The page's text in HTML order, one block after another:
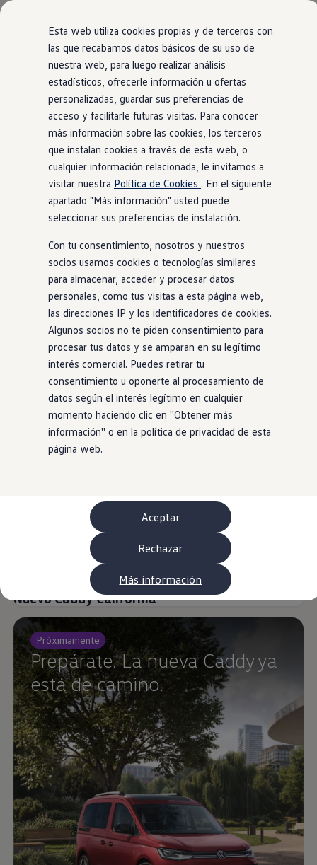
Esta web utiliza cookies propias y de terceros con
las que recabamos datos básicos de su uso de
nuestra web, para luego realizar análisis
estadísticos, ofrecerle información u ofertas
personalizadas, guardar sus preferencias de
acceso y facilitarle futuras visitas. Para conocer
más información sobre las cookies, los terceros
que instalan cookies a través de esta web, o
cualquier información relacionada, le invitamos a
visitar nuestra Política de Cookies . En el siguiente
apartado "Más información" usted puede
seleccionar sus preferencias de instalación.
Con tu consentimiento, nosotros y nuestros
socios usamos cookies o tecnologías similares
para almacenar, acceder y procesar datos
personales, como tus visitas a esta página web,
las direcciones IP y los identificadores de cookies.
Algunos socios no te piden consentimiento para
procesar tus datos y se amparan en su legítimo
interés comercial. Puedes retirar tu
consentimiento u oponerte al procesamiento de
datos según el interés legítimo en cualquier
momento haciendo clic en ''Obtener más
información'' o en la política de privacidad de esta
página web.
Aceptar
Rechazar
Más información
Ir
directamente
al contenido
Ir
directamente
al pie de
página
Nueva Caddy
Nueva Caddy Cargo
Nueva Caddy California
Nueva California
Configura tu Volkswagen
Volkswagen de Ocasión
Ofertas y promociones
Vehículos de ocasión
Renueva tu Volkswagen
Financiación Volkswagen
Concursos Volkswagen Comerciales
Movilidad Eléctrica
Vehículos eléctricos disponibles
Vehículos híbridos enchufables
Clientes
Actualiza tu vehículo gratis
Accessorios
Información útil
Viajar en coche
WLTP
Guía de mantenimiento
Servicio de mantenimiento Volkswagen
Neumáticos
Garantía Volkswagen
Piezas
Aceite y líquidos
Customized-Solution portal
myVolkswagen
Cita taller
Conectividad
California App
Volkswagen Connect Shop
Mundo Camper
Volkswagen California
Volkswagen Grand California
Mundo Volkswagen
Sala de Prensa
Historia Volkswagen Canarias
Digital Showroom
Club Fidelización
Alquiler de furgonetas Xtravans
Blog
Vista general Acabados Motor Exterior
Modelos
Modificar filtros
Nueva Caddy
Nuevo Caddy California
Próximamente
Prepárate. La nueva Caddy ya
está de camino.